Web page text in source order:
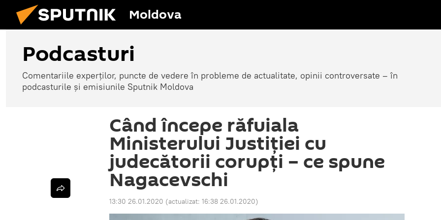
Moldova
Podcasturi
Comentariile experților, puncte de vedere în probleme de actualitate, opinii controversate – în
podcasturile și emisiunile Sputnik Moldova
Când începe răfuiala
Ministerului Justiției cu
judecătorii corupți – ce spune
Nagacevschi
13:30 26.01.2020 (actualizat: 16:38 26.01.2020)